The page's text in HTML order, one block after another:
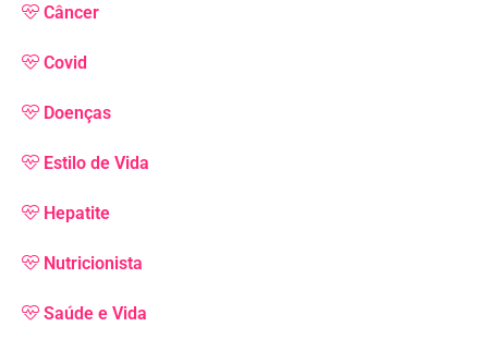
Câncer
Covid
Doenças
Estilo de Vida
Hepatite
Nutricionista
Saúde e Vida